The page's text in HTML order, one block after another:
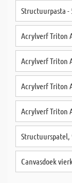
Structuurpasta
Acrylverf Triton
Acrylverf Triton
Acrylverf Triton
Acrylverf Triton
Structuurspatel,
Canvasdoek